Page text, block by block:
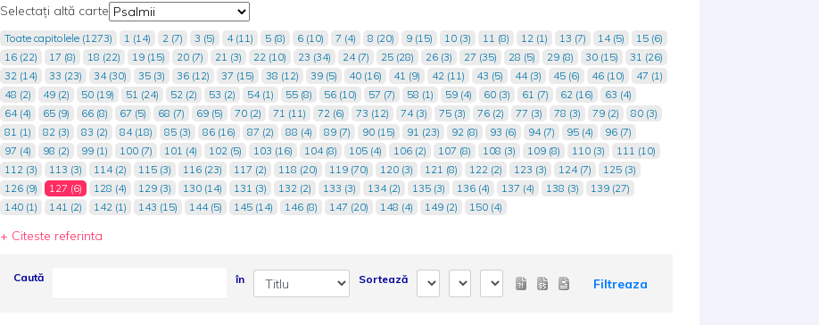
Selectați altă carte
Toate capitolele (1273) 1 (14) 2 (7) 3 (5) 4 (11) 5 (8) 6 (10) 7 (4) 8 (20) 9 (15) 10 (3) 11 (8) 12 (1) 13 (7) 14 (5)
15 (6)
16 (22)
17 (8) 18 (22) 19 (15) 20 (7) 21 (3) 22 (10) 23 (34) 24 (7) 25 (28) 26 (3) 27 (35) 28 (5) 29 (8) 30 (15)
31 (26)
32 (14)
33 (23) 34 (30) 35 (3) 36 (12) 37 (15) 38 (12) 39 (5) 40 (16) 41 (9) 42 (11) 43 (5) 44 (3) 45 (6) 46 (10)
47 (1)
48 (2)
49 (2) 50 (19) 51 (24) 52 (2) 53 (2) 54 (1) 55 (8) 56 (10) 57 (7) 58 (1) 59 (4) 60 (3) 61 (7) 62 (16)
63 (4)
64 (4)
65 (9) 66 (8) 67 (5) 68 (7) 69 (5) 70 (2) 71 (11) 72 (6) 73 (12) 74 (3) 75 (3) 76 (2) 77 (3) 78 (3) 79 (2)
80 (3)
81 (1)
82 (3) 83 (2) 84 (18) 85 (3) 86 (16) 87 (2) 88 (4) 89 (7) 90 (15) 91 (23) 92 (8) 93 (6) 94 (7) 95 (4)
96 (7)
97 (4)
98 (2) 99 (1) 100 (7) 101 (4) 102 (5) 103 (16) 104 (8) 105 (4) 106 (2) 107 (8) 108 (3) 109 (8) 110 (3)
111 (10)
112 (3)
113 (3) 114 (2) 115 (3) 116 (23) 117 (2) 118 (20) 119 (70) 120 (3) 121 (8) 122 (2) 123 (3) 124 (7)
125 (3)
126 (9)
127 (6) 128 (4) 129 (3) 130 (14) 131 (3) 132 (2) 133 (3) 134 (2) 135 (3) 136 (4) 137 (4) 138 (3)
139 (27)
140 (1)
141 (2) 142 (1) 143 (15) 144 (5) 145 (14) 146 (8) 147 (20) 148 (4) 149 (2) 150 (4)
+ Citeste referinta
Caută în Sortează Filtreaza